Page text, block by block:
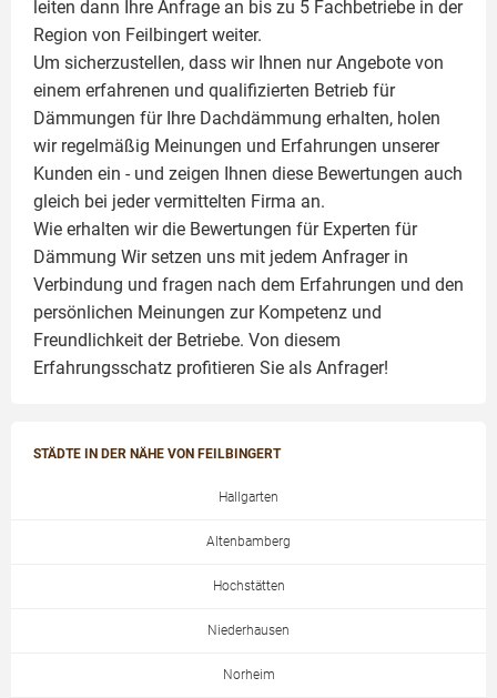
leiten dann Ihre Anfrage an bis zu 5 Fachbetriebe in der
Region von Feilbingert weiter.
Um sicherzustellen, dass wir Ihnen nur Angebote von
einem erfahrenen und qualifizierten Betrieb für
Dämmungen für Ihre Dachdämmung erhalten, holen
wir regelmäßig Meinungen und Erfahrungen unserer
Kunden ein - und zeigen Ihnen diese Bewertungen auch
gleich bei jeder vermittelten Firma an.
Wie erhalten wir die Bewertungen für Experten für
Dämmung Wir setzen uns mit jedem Anfrager in
Verbindung und fragen nach dem Erfahrungen und den
persönlichen Meinungen zur Kompetenz und
Freundlichkeit der Betriebe. Von diesem
Erfahrungsschatz profitieren Sie als Anfrager!
STÄDTE IN DER NÄHE VON FEILBINGERT
Hallgarten
Altenbamberg
Hochstätten
Niederhausen
Norheim